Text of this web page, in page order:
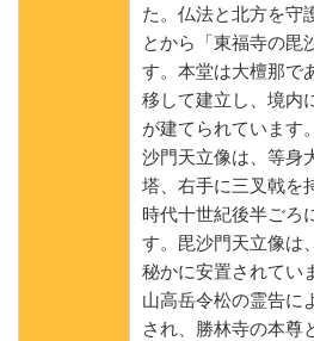
た。仏法と北方を守
とから「東福寺の毘
す。本堂は大檀那で
移して建立し、境内
が建てられています
沙門天立像は、等身
塔、右手に三叉戟を
時代十世紀後半ごろ
す。毘沙門天立像は
秘かに安置されてい
山高岳令松の霊告に
され、勝林寺の本尊